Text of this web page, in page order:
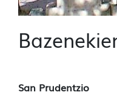
San Prudentzio